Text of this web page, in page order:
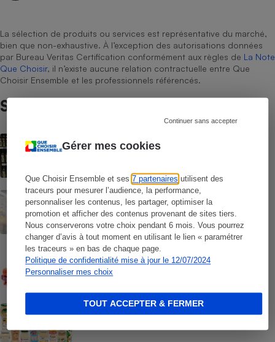
Gérer mes cookies
Que Choisir Ensemble et ses7 partenaires utilisent des
traceurs pour mesurer l’audience, la performance,
personnaliser les contenus, les partager, optimiser la
promotion et afficher des contenus provenant de sites tiers.
Nous conserverons votre choix pendant 6 mois. Vous pourrez
changer d’avis à tout moment en utilisant le lien « paramétrer
les traceurs » en bas de chaque page.
Politique de confidentialité mise à jour le 12/07/2024
Personnaliser mes choix
Continuer sans accepter
TOUT ACCEPTER & FERMER
La sélection de produits ou services est représentative du marché,
bien que non-exhaustive. À l’exception des autorisations données
par Bureau Veritas Certification conformément aux règles de La Note
Que Choisir, il n’existe aucune relation contractuelle entre Que
Choisir Ensemble et les professionnels référencés.
Sur le même sujet
Huiles d’olive : chères malgré de
ACTUALITÉ
Rappel Lidl : des œufs contaminés par la
salmonelle
CONSEILS
Pesticides - Bien choisir ses fruits et
légumes d’été
COMMENT NOUS TESTONS